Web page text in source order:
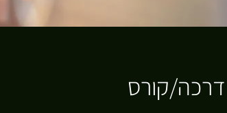
קורס